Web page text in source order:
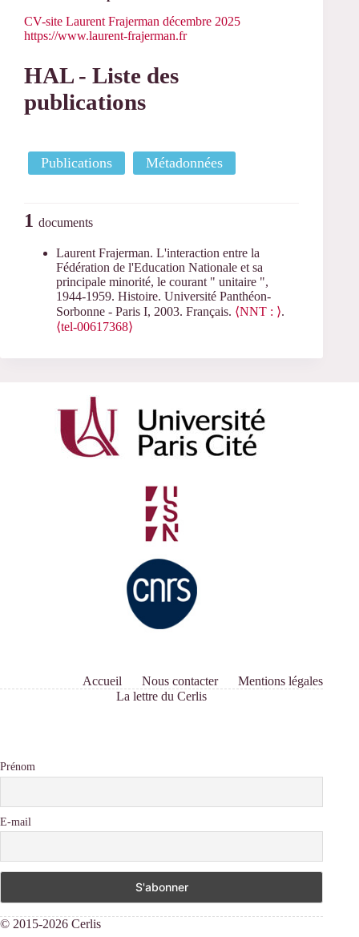
CV-site Laurent Frajerman décembre 2025
https://www.laurent-frajerman.fr
HAL - Liste des
publications
Publications Métadonnées
1 documents
Laurent Frajerman. L'interaction entre la
Fédération de l'Education Nationale et sa
principale minorité, le courant " unitaire ",
1944-1959. Histoire. Université Panthéon-
Sorbonne - Paris I, 2003. Français. ⟨NNT : ⟩.
⟨tel-00617368⟩
Accueil Nous contacter
Mentions légales
La lettre du Cerlis
Prénom
E-mail
© 2015-2026 Cerlis